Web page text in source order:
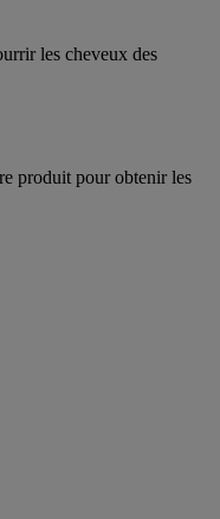
les cheveux des
produit pour obtenir les